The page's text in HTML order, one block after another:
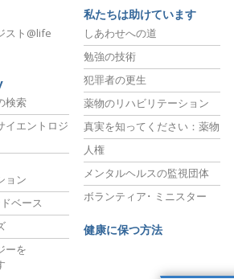
スト@life
検索
イエントロジ
ョン
ベース
ーを
私たちは助けています
しあわせへの道
勉強の技術
犯罪者の更生
薬物のリハビリテーション
真実を知ってください：薬物
人権
メンタルヘルスの監視団体
ボランティア･ ミニスター
健康に保つ方法